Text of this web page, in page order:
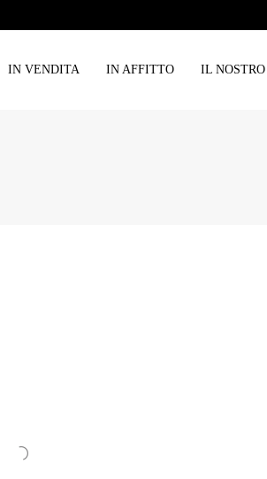
IN VENDITA IN AFFITTO IL